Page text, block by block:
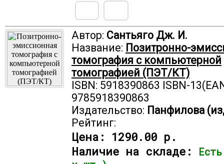
Автор: Сантьяго Дж. И.
Название: Позитронно-
томография с компьютерной
томографией (ПЭТ/КТ)
ISBN: 5918390863 ISBN-
9785918390863
Издательство: Панфилова
Рейтинг:
Цена: 1290.00 р.
Наличие на складе: